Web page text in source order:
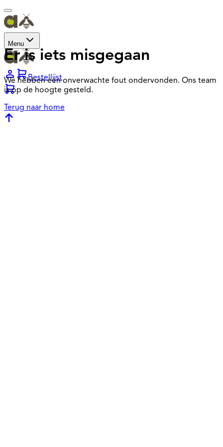
Menu
Bestellijst
Er is iets misgegaan
We hebben een onverwachte fout ondervonden. Ons team
is op de hoogte gesteld.
Terug naar home